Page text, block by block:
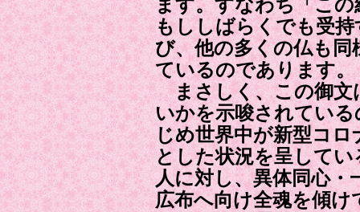
ます。すなわち「こ
もししばらくでも受
び、他の多くの仏も
ているのであります。
まさしく、この御文
いかを示唆されてい
じめ世界中が新型コ
とした状況を呈して
人に対し、異体同心・
広布へ向け全魂を傾